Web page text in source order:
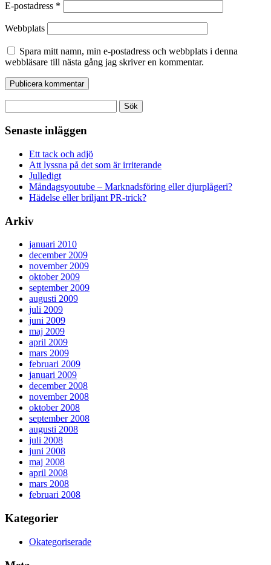
E-postadress *
Webbplats
Spara mitt namn, min e-postadress och webbplats i denna
webbläsare till nästa gång jag skriver en kommentar.
efter:
Senaste inläggen
Ett tack och adjö
Att lyssna på det som är irriterande
Julledigt
Måndagsyoutube – Marknadsföring eller djurplågeri?
Hädelse eller briljant PR-trick?
Arkiv
januari 2010
december 2009
november 2009
oktober 2009
september 2009
augusti 2009
juli 2009
juni 2009
maj 2009
april 2009
mars 2009
februari 2009
januari 2009
december 2008
november 2008
oktober 2008
september 2008
augusti 2008
juli 2008
juni 2008
maj 2008
april 2008
mars 2008
februari 2008
Kategorier
Okategoriserade